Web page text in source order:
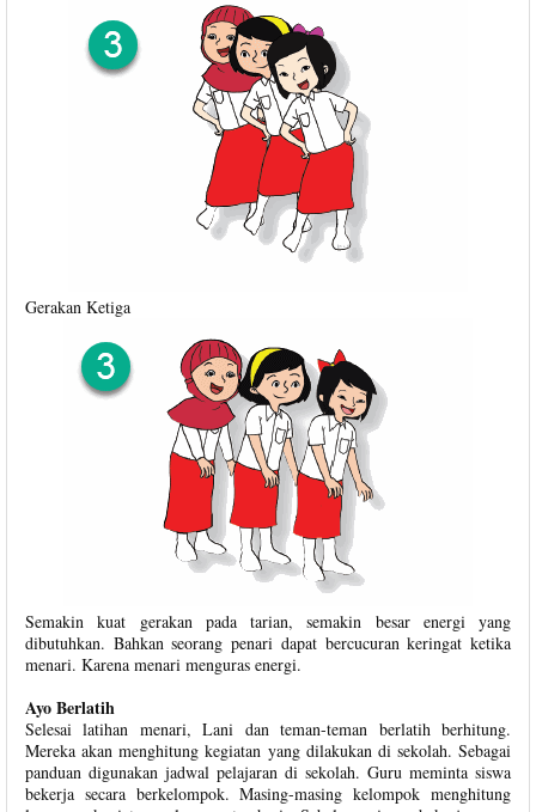
Gerakan Ketiga
Semakin kuat gerakan pada tarian, semakin besar energi yang
dibutuhkan. Bahkan seorang penari dapat bercucuran keringat ketika
menari. Karena menari menguras energi.
Ayo Berlatih
Selesai latihan menari, Lani dan teman-teman berlatih berhitung.
Mereka akan menghitung kegiatan yang dilakukan di sekolah. Sebagai
panduan digunakan jadwal pelajaran di sekolah. Guru meminta siswa
bekerja secara berkelompok. Masing-masing kelompok menghitung